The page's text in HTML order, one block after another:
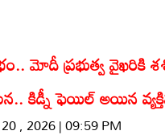
మోదీ ప్రభుత్వ వైఖరికి
కిడ్నీ ఫెయిల్ అయిన
, 2026 | 09:59 PM